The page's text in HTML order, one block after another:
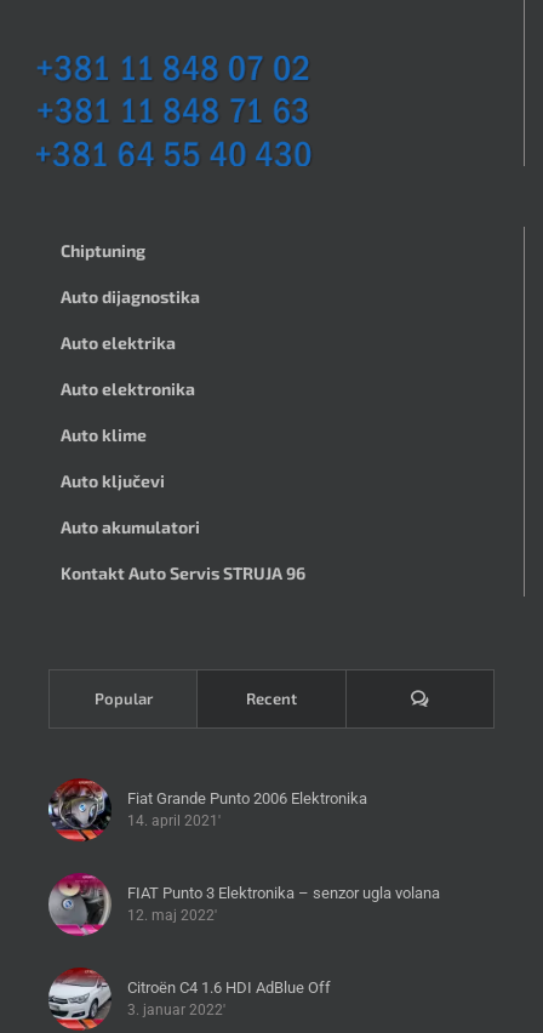
Chiptuning
Auto dijagnostika
Auto elektrika
Auto elektronika
Auto klime
Auto ključevi
Auto akumulatori
Kontakt Auto Servis STRUJA 96
Popular Recent Komentari
Fiat Grande Punto 2006 Elektronika
14. april 2021'
FIAT Punto 3 Elektronika – senzor ugla volana
12. maj 2022'
Citroën C4 1.6 HDI AdBlue Off
3. januar 2022'